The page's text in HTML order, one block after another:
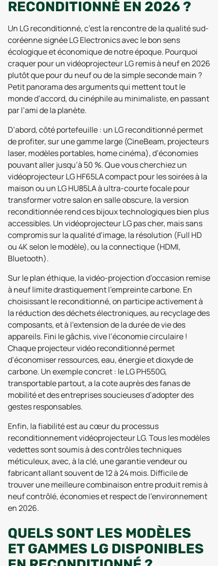
RECONDITIONNÉ EN 2026 ?
Un LG reconditionné, c’est la rencontre de la qualité sud-
coréenne signée LG Electronics avec le bon sens
écologique et économique de notre époque. Pourquoi
craquer pour un vidéoprojecteur LG remis à neuf en 2026
plutôt que pour du neuf ou de la simple seconde main ?
Petit panorama des arguments qui mettent tout le
monde d’accord, du cinéphile au minimaliste, en passant
par l’ami de la planète.
D’abord, côté portefeuille : un LG reconditionné permet
de profiter, sur une gamme large (CineBeam, projecteurs
laser, modèles portables, home cinéma), d’économies
pouvant aller jusqu’à 50 %. Que vous cherchiez un
vidéoprojecteur LG HF65LA compact pour les soirées à la
maison ou un LG HU85LA à ultra-courte focale pour
transformer votre salon en salle obscure, la version
reconditionnée rend ces bijoux technologiques bien plus
accessibles. Un vidéoprojecteur LG pas cher, mais sans
compromis sur la qualité d’image, la résolution (Full HD
ou 4K selon le modèle), ou la connectique (HDMI,
Bluetooth).
Sur le plan éthique, la vidéo-projection d’occasion remise
à neuf limite drastiquement l’empreinte carbone. En
choisissant le reconditionné, on participe activement à
la réduction des déchets électroniques, au recyclage des
composants, et à l’extension de la durée de vie des
appareils. Fini le gâchis, vive l’économie circulaire !
Chaque projecteur vidéo reconditionné permet
d’économiser ressources, eau, énergie et dioxyde de
carbone. Un exemple concret : le LG PH550G,
transportable partout, a la cote auprès des fanas de
mobilité et des entreprises soucieuses d’adopter des
gestes responsables.
Enfin, la fiabilité est au cœur du processus
reconditionnement vidéoprojecteur LG. Tous les modèles
vedettes sont soumis à des contrôles techniques
méticuleux, avec, à la clé, une garantie vendeur ou
fabricant allant souvent de 12 à 24 mois. Difficile de
trouver une meilleure combinaison entre produit remis à
neuf contrôlé, économies et respect de l’environnement
en 2026.
QUELS SONT LES MODÈLES
ET GAMMES LG DISPONIBLES